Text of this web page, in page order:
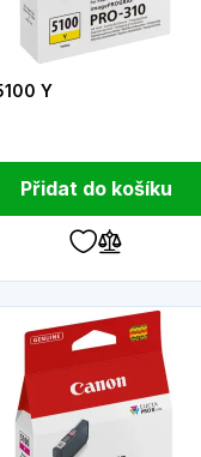
Y
Přidat do košíku